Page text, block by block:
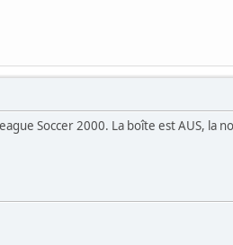
Soccer 2000. La boîte est AUS, la